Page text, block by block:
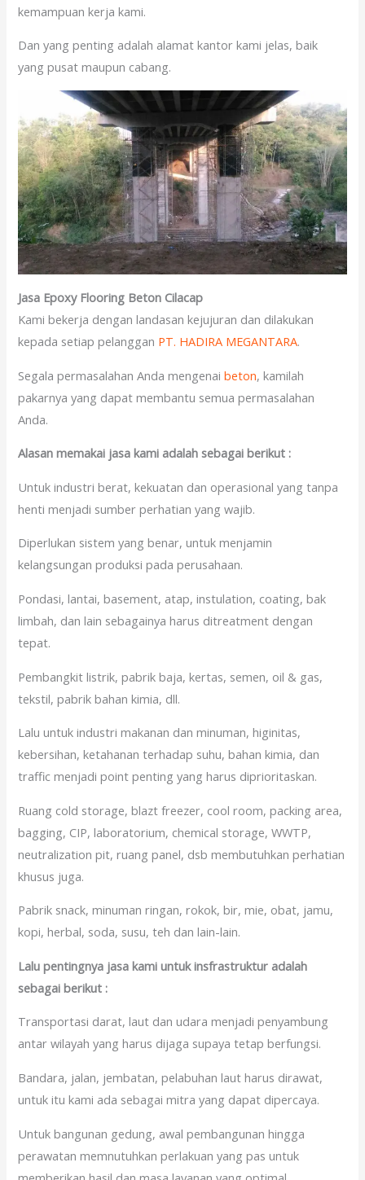
kemampuan kerja kami.
Dan yang penting adalah alamat kantor kami jelas, baik
yang pusat maupun cabang.
Jasa Epoxy Flooring Beton Cilacap
Kami bekerja dengan landasan kejujuran dan dilakukan
kepada setiap pelanggan PT. HADIRA MEGANTARA.
Segala permasalahan Anda mengenaibeton, kamilah
pakarnya yang dapat membantu semua permasalahan
Anda.
Alasan memakai jasa kami adalah sebagai berikut :
Untuk industri berat, kekuatan dan operasional yang tanpa
henti menjadi sumber perhatian yang wajib.
Diperlukan sistem yang benar, untuk menjamin
kelangsungan produksi pada perusahaan.
Pondasi, lantai, basement, atap, instulation, coating, bak
limbah, dan lain sebagainya harus ditreatment dengan
tepat.
Pembangkit listrik, pabrik baja, kertas, semen, oil & gas,
tekstil, pabrik bahan kimia, dll.
Lalu untuk industri makanan dan minuman, higinitas,
kebersihan, ketahanan terhadap suhu, bahan kimia, dan
traffic menjadi point penting yang harus diprioritaskan.
Ruang cold storage, blazt freezer, cool room, packing area,
bagging, CIP, laboratorium, chemical storage, WWTP,
neutralization pit, ruang panel, dsb membutuhkan perhatian
khusus juga.
Pabrik snack, minuman ringan, rokok, bir, mie, obat, jamu,
kopi, herbal, soda, susu, teh dan lain-lain.
Lalu pentingnya jasa kami untuk insfrastruktur adalah
sebagai berikut :
Transportasi darat, laut dan udara menjadi penyambung
antar wilayah yang harus dijaga supaya tetap berfungsi.
Bandara, jalan, jembatan, pelabuhan laut harus dirawat,
untuk itu kami ada sebagai mitra yang dapat dipercaya.
Untuk bangunan gedung, awal pembangunan hingga
perawatan memnutuhkan perlakuan yang pas untuk